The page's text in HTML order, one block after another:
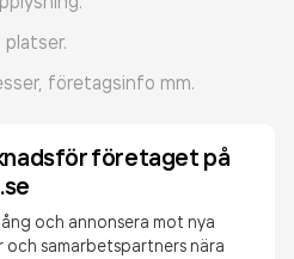
företagsinfo mm.
företaget på
och annonsera mot nya
och samarbetspartners nära